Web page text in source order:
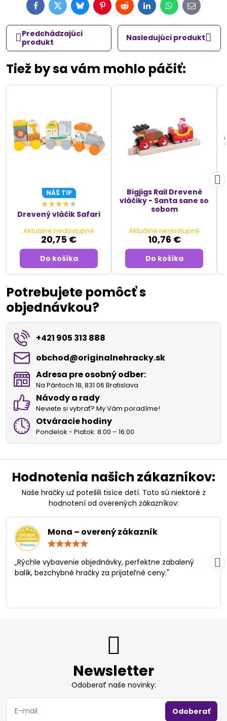
FacebookTwitterBlueskyPinterestRedditLinkedInWhatsApp
E-
mail
Predchádzajúci
produkt
Nasledujúci produkt
Tiež by sa vám mohlo páčiť:
NÁŠ TIP
Drevený vláčik Safari
Aktuálne nedostupné
20,75 €
Do košíka
Bigjigs Rail Drevené
vláčiky - Santa sane so
sobom
Aktuálne nedostupné
10,76 €
Do košíka
Potrebujete pomôcť s
objednávkou?
+421 905 313 888
obchod​@originalnehracky​.sk
Adresa pre osobný odber:
Na Pántoch 18, 831 06 Bratislava
Návody a rady
Neviete si vybrať? My Vám poradíme!
Otváracie hodiny
Pondelok - Piatok: 8:00 – 16:00
Hodnotenia našich zákazníkov:
Naše hračky už potešili tisíce detí. Toto sú niektoré z
hodnotení od overených zákazníkov:
Mona – overený zákazník
/
5
„Rýchle vybavenie objednávky, perfektne zabalený
balík, bezchybné hračky za prijateľné ceny."
Newsletter
Odoberať naše novinky:
Odoberať